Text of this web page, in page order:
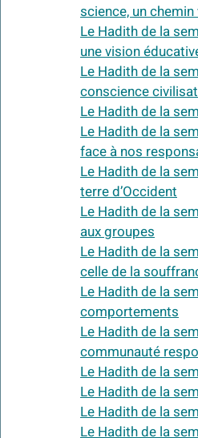
science, un
Le Hadith de la
une vision
Le Hadith de la
conscience
Le Hadith de la
Le Hadith de la
face à nos
Le Hadith de la
terre d’Occident
Le Hadith de la
aux groupes
Le Hadith de la
celle de la
Le Hadith de la
comportements
Le Hadith de la
communauté
Le Hadith de la
Le Hadith de la
Le Hadith de la
Le Hadith de la